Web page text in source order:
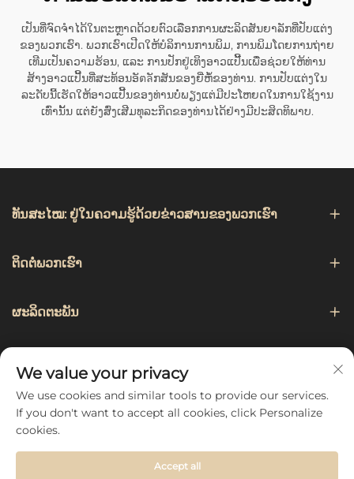
ເປັນທີ່ຈົດຈຳໄດ້ໃນຕະຫຼາດດ້ວຍຕົວເລືອກການຜະລິດສັນຍາລັກທີ່ປັບແຕ່ງ
ຂອງພວກເຮົາ. ພວກເຮົາເປີດໃຫ້ບໍລິການການພິມ, ການພິມໂດຍການຖ່າຍ
ເທີມເປັນຄວາມຮ້ອນ, ແລະ ການປັກຢູ່ເທິງອາວແປີ້ນເພື່ອຊ່ວຍໃຫ້ທ່ານ
ສ້າງອາວແປີ້ນທີ່ສະທ້ອນອັตลັກສັນຂອງຍີ່ຫໍ້ຂອງທ່ານ. ການປັບແຕ່ງໃນ
ລະດັບນີ້ເຮັດໃຫ້ອາວແປີ້ນຂອງທ່ານບໍ່ພຽງແຕ່ມີປະໂຫຍດໃນການໃຊ້ງານ
ເທົ່ານັ້ນ ແຕ່ຍັງສົ່ງເສີມທຸລະກິດຂອງທ່ານໄດ້ຢ່າງມີປະສິດທິພາບ.
ທັນສະໄໝ: ຢູ່ໃນຄວາມຮູ້ດ້ວຍຂ່າວສານຂອງພວກເຮົາ
ຕິດຕໍ່ພວກເຮົາ
ຜະລິດຕະພັນ
ຕິດຕາມພວກເຮົາ
We value your privacy
We use cookies and similar tools to provide our services.
If you don't want to accept all cookies, click Personalize
cookies.
Accept all